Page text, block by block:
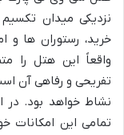
نزدیکی میدان
خرید، رستوران ها و
واقعاً این هتل را
تفریحی و رفاهی آن
نشاط خواهد بود. در
تمامی این امکانات